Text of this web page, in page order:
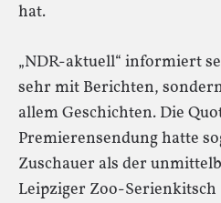
hat.
„NDR-aktuell“ informiert
sehr mit Berichten,
allem Geschichten. Die
Premierensendung hatte
Zuschauer als der
Leipziger Zoo-